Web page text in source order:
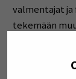
valmentajat
tekemään